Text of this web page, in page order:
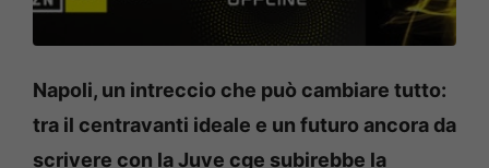
Napoli, un intreccio che può cambiare tutto:
tra il centravanti ideale e un futuro ancora da
scrivere con la Juve cge subirebbe la